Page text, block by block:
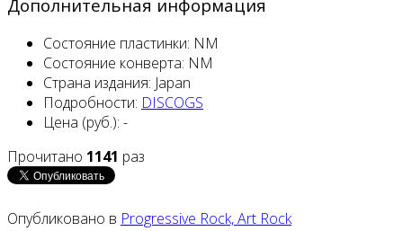
Дополнительная информация
Состояние пластинки: NM
Состояние конверта: NM
Страна издания: Japan
Подробности: DISCOGS
Цена (руб.): -
Прочитано 1141 раз
Опубликовано в Progressive Rock, Art Rock